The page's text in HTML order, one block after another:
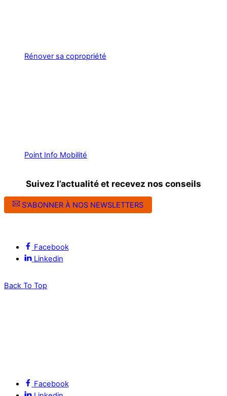
Rénover sa copropriété
Point Info Mobilité
Suivez l’actualité et recevez nos conseils
S'ABONNER À NOS NEWSLETTERS
Facebook
Linkedin
Back To Top
Facebook